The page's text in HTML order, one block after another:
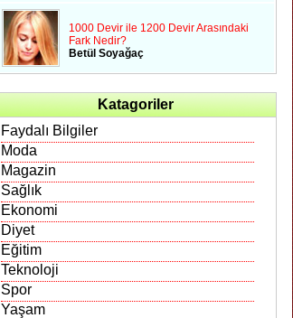
1000 Devir ile 1200 Devir Arasındaki
Fark Nedir?
Betül Soyağaç
Katagoriler
Faydalı Bilgiler
Moda
Magazin
Sağlık
Ekonomi
Diyet
Eğitim
Teknoloji
Spor
Yaşam